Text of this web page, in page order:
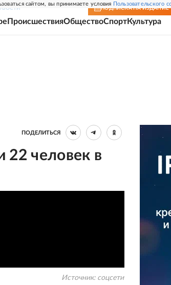
сайтом, вы принимаете условия Пользовательского
ПОДПИСКА НА ИЗДАНИЕ
ПроисшествияОбществоСпортКультура
ПОДЕЛИТЬСЯ
22 человек в
Источник: соцсети